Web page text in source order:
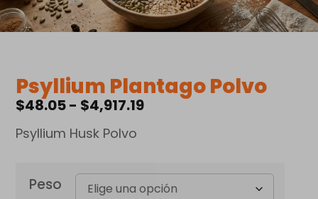
Psyllium Plantago Polvo
$48.05- $4,917.19
Psyllium Husk Polvo
Peso